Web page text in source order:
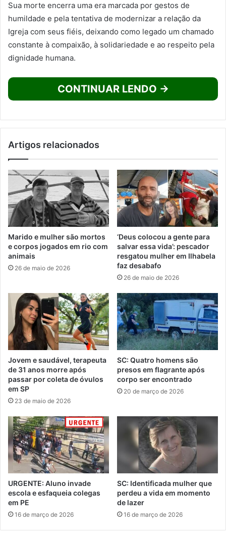
Sua morte encerra uma era marcada por gestos de
humildade e pela tentativa de modernizar a relação da
Igreja com seus fiéis, deixando como legado um chamado
constante à compaixão, à solidariedade e ao respeito pela
dignidade humana.
CONTINUAR LENDO →
Artigos relacionados
Marido e mulher são mortos
e corpos jogados em rio com
animais
26 de maio de 2026
‘Deus colocou a gente para
salvar essa vida’: pescador
resgatou mulher em Ilhabela
faz desabafo
26 de maio de 2026
Jovem e saudável, terapeuta
de 31 anos morre após
passar por coleta de óvulos
em SP
23 de maio de 2026
SC: Quatro homens são
presos em flagrante após
corpo ser encontrado
20 de março de 2026
URGENTE: Aluno invade
escola e esfaqueia colegas
em PE
16 de março de 2026
SC: Identificada mulher que
perdeu a vida em momento
de lazer
16 de março de 2026